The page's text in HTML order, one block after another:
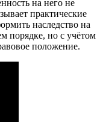
на него не
практические
наследство на
порядке, но с учётом
положение.